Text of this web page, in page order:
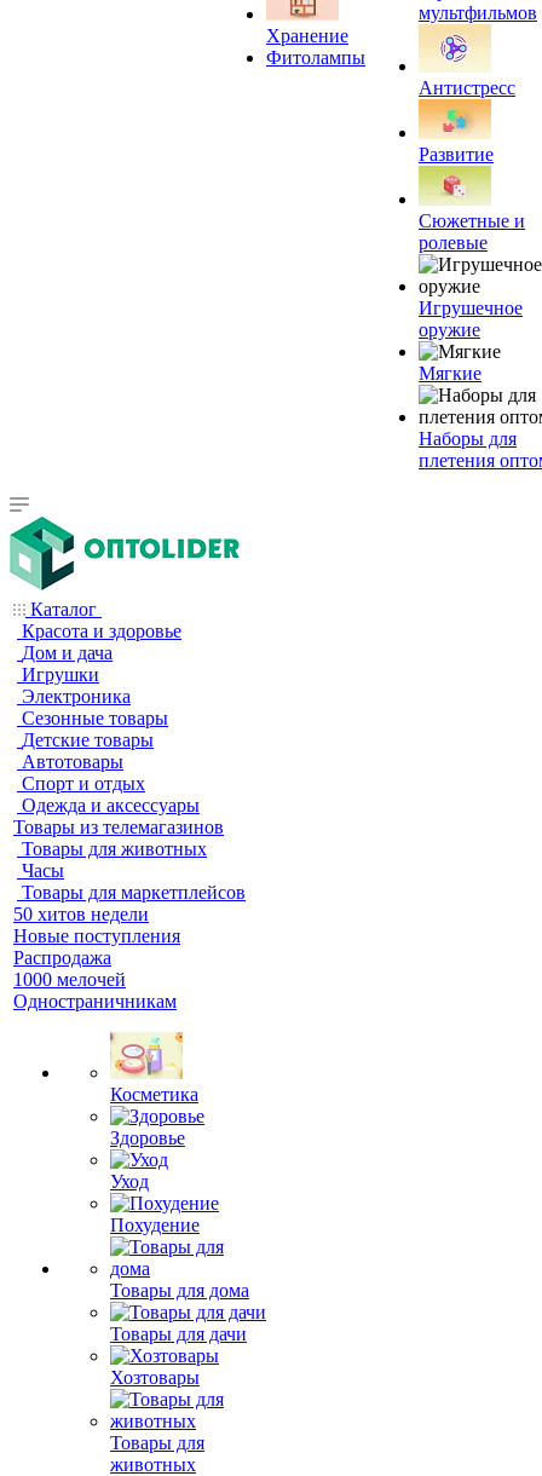
Хранение
Фитолампы
мультфильмов
Антистресс
Развитие
Сюжетные и
ролевые
Игрушечное
оружие
Мягкие
Наборы для
плетения
Каталог
Красота и здоровье
Дом и дача
Игрушки
Электроника
Сезонные товары
Детские товары
Автотовары
Спорт и отдых
Одежда и аксессуары
Товары из телемагазинов
Товары для животных
Часы
Товары для маркетплейсов
50 хитов недели
Новые поступления
Распродажа
1000 мелочей
Одностраничникам
Косметика
Здоровье
Уход
Похудение
Товары для дома
Товары для дачи
Хозтовары
Товары для
животных